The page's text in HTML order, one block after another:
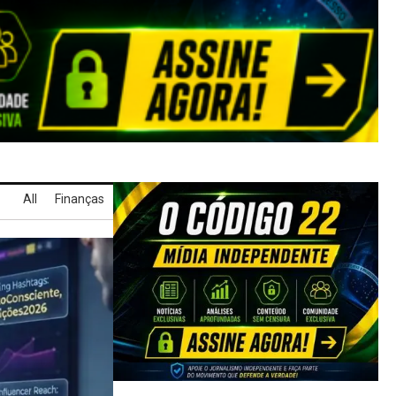
All Finanças